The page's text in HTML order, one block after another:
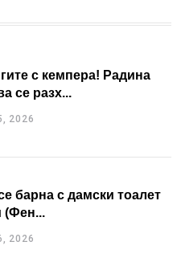
с кемпера! Радина
се разх...
2026
барна с дамски тоалет
(Фен...
2026